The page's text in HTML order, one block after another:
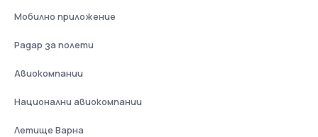
Мобилно приложение
Радар за полети
Авиокомпании
Национални авиокомпании
Летище Варна